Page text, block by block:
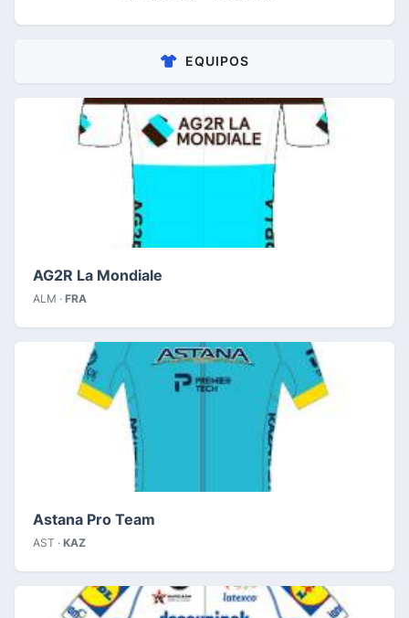
EQUIPOS
AG2R La Mondiale
ALM · FRA
Astana Pro Team
AST · KAZ